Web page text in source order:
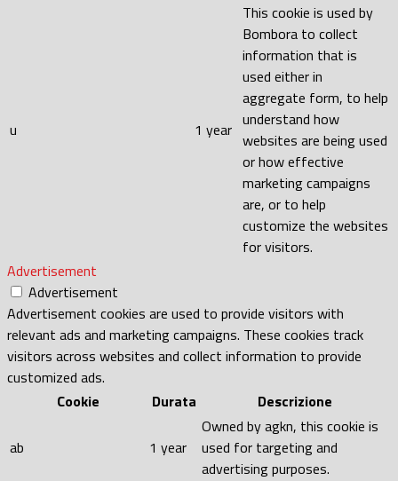
u 1 year
This cookie is used by
Bombora to collect
information that is
used either in
aggregate form, to help
understand how
websites are being used
or how effective
marketing campaigns
are, or to help
customize the websites
for visitors.
Advertisement
Advertisement
Advertisement cookies are used to provide visitors with
relevant ads and marketing campaigns. These cookies track
visitors across websites and collect information to provide
customized ads.
Cookie
Durata Descrizione
ab 1 year
Owned by agkn, this cookie is
used for targeting and
advertising purposes.